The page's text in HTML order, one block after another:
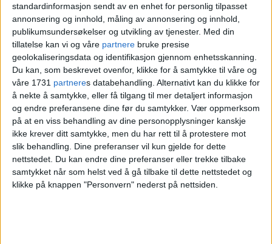
standardinformasjon sendt av en enhet for personlig tilpasset
annonsering og innhold, måling av annonsering og innhold,
publikumsundersøkelser og utvikling av tjenester. Med din
tillatelse kan vi og våre partnere bruke presise
geolokaliseringsdata og identifikasjon gjennom enhetsskanning.
Du kan, som beskrevet ovenfor, klikke for å samtykke til våre og
våre 1731 partneres databehandling. Alternativt kan du klikke for
å nekte å samtykke, eller få tilgang til mer detaljert informasjon
og endre preferansene dine før du samtykker. Vær oppmerksom
på at en viss behandling av dine personopplysninger kanskje
ikke krever ditt samtykke, men du har rett til å protestere mot
slik behandling. Dine preferanser vil kun gjelde for dette
nettstedet. Du kan endre dine preferanser eller trekke tilbake
samtykket når som helst ved å gå tilbake til dette nettstedet og
klikke på knappen "Personvern" nederst på nettsiden.
Frykter kaos: – Setter inn
alle tilgjengelige ressurser
RUTER KOLLEKTIVTRAFIKK NOTIS SNØ